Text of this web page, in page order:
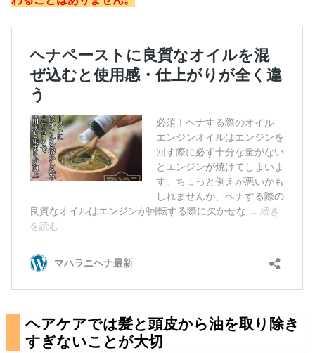
ヘアケアでは髪と頭皮から油を取り除き
すぎないことが大切